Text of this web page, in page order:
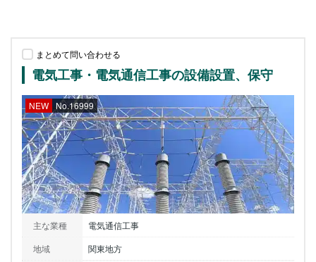
まとめて問い合わせる
電気工事・電気通信工事の設備設置、保守
NEW No.16999
主な業種
電気通信工事
地域
関東地方